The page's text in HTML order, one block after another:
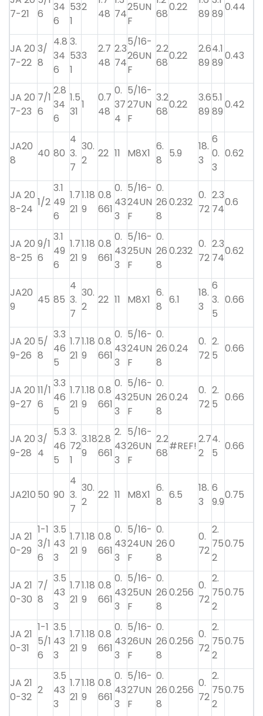
7-21
6
34
6
53
1
2
48 74
25UN
F
68
0.22
89 89
0.44
JA 20
7-22
3/
8
4.8
34
6
3.
53
1
3
2.7
48
2.3
74
5/16-
26UN
F
2.2
68
0.22
2.6
89
4.1
89
0.43
JA 20
7-23
7/1
6
2.8
34
6
1.5
31
1
0.7
48
0.
37
4
5/16-
27UN
F
3.2
68
0.22
3.6
89
5.1
89
0.42
JA20
8
40 80
4
3.
7
30.
2
22 11 M8X1
6.
8
5.9
18.
3
6
0.
3
0.62
JA 20
8-24
1/2
3.1
49
6
1.7
21
1.18
9
0.8
661
0.
43
3
5/16-
24UN
F
0.
26
8
0.232
0.
72
2.3
74
0.6
JA 20
8-25
9/1
6
3.1
49
6
1.7
21
1.18
9
0.8
661
0.
43
3
5/16-
25UN
F
0.
26
8
0.232
0.
72
2.3
74
0.62
JA20
9
45 85
4
3.
7
30.
2
22 11 M8X1
6.
8
6.1
18.
3
6
3.
5
0.66
JA 20
9-26
5/
8
3.3
46
5
1.7
21
1.18
9
0.8
661
0.
43
3
5/16-
24UN
F
0.
26
8
0.24
0.
72
2.
5
0.66
JA 20
9-27
11/1
6
3.3
46
5
1.7
21
1.18
9
0.8
661
0.
43
3
5/16-
25UN
F
0.
26
8
0.24
0.
72
2.
5
0.66
JA 20
9-28
3/
4
5.3
46
5
3.
72
1
3.18
9
2.8
661
2.
43
3
5/16-
26UN
F
2.2
68
#REF!
2.7
2
4.
5
0.66
JA210 50 90
4
3.
7
30.
2
22 11 M8X1
6.
8
6.5
18.
3
6
9.9
0.75
JA 21
0-29
1-1
3/1
6
3.5
43
3
1.7
21
1.18
9
0.8
661
0.
43
3
5/16-
24UN
F
0.
26
8
0
0.
72
2.
75
2
0.75
JA 21
0-30
7/
8
3.5
43
3
1.7
21
1.18
9
0.8
661
0.
43
3
5/16-
25UN
F
0.
26
8
0.256
0.
72
2.
75
2
0.75
JA 21
0-31
1-1
5/1
6
3.5
43
3
1.7
21
1.18
9
0.8
661
0.
43
3
5/16-
26UN
F
0.
26
8
0.256
0.
72
2.
75
2
0.75
JA 21
0-32
2
3.5
43
3
1.7
21
1.18
9
0.8
661
0.
43
3
5/16-
27UN
F
0.
26
8
0.256
0.
72
2.
75
2
0.75